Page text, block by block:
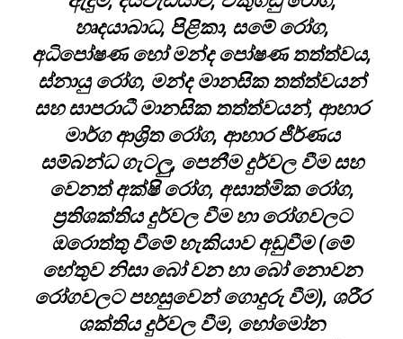
හෘදයාබාධ, පිළිකා, සමේ රෝග,
අධිපෝෂණ හෝ මන්ද පෝෂණ තත්ත්වය,
ස්නායු රෝග, මන්ද මානසික තත්ත්වයන්
සහ සාපරාධී මානසික තත්ත්වයන්, ආහාර
මාර්ග ආශ්‍රිත රෝග, ආහාර ජීර්ණය
සම්බන්ධ ගැටලු, පෙනීම දුර්වල වීම සහ
වෙනත් අක්ෂි රෝග, අසාත්මික රෝග,
ප්‍රතිශක්තිය දුර්වල වීම හා රෝගවලට
ඔරොත්තු වීමේ හැකියාව අඩුවීම (මේ
හේතුව නිසා බෝ වන හා බෝ නොවන
රෝගවලට පහසුවෙන් ගොදුරු වීම), ශරීර
ශක්තිය දුර්වල වීම, හෝමෝන